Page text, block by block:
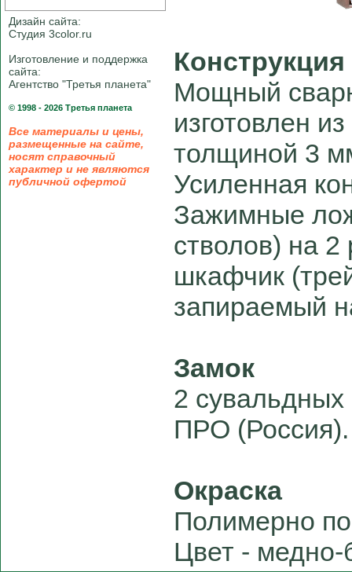
Дизайн сайта:
Студия 3color.ru
Изготовление и поддержка
сайта:
Агентство "Третья планета"
© 1998 - 2026 Третья планета
Все материалы и цены,
размещенные на сайте,
носят справочный
характер и не являются
публичной офертой
Конструкция
Мощный
изготовлен
толщиной 3
Усиленная
Зажимные
стволов) на 2
шкафчик
запираемый
Замок
2
ПРО (Россия).
Окраска
Полимерно
Цвет - медно-